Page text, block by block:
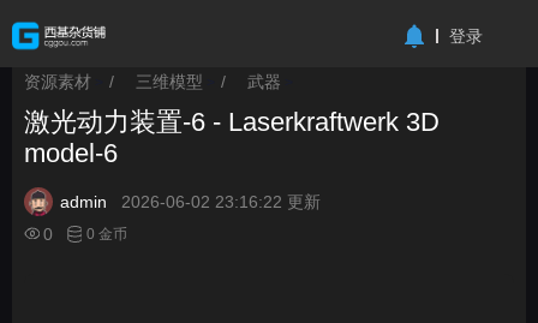
登录
资源素材 / 三维模型 / 武器
激光动力装置-6 - Laserkraftwerk 3D
model-6
admin
2026-06-02 23:16:22 更新
0
0 金币